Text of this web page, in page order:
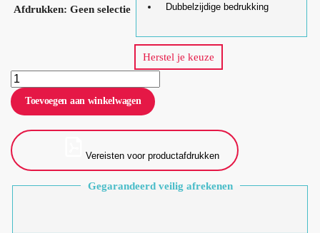
Afdrukken: Geen selectie Dubbelzijdige bedrukking
Herstel je keuze
Toevoegen aan winkelwagen
Vereisten voor productafdrukken
Gegarandeerd veilig afrekenen